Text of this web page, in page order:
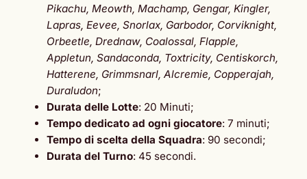
Pikachu, Meowth, Machamp, Gengar, Kingler,
Lapras, Eevee, Snorlax, Garbodor, Corviknight,
Orbeetle, Drednaw, Coalossal, Flapple,
Appletun, Sandaconda, Toxtricity, Centiskorch,
Hatterene, Grimmsnarl, Alcremie, Copperajah,
Duraludon;
Durata delle Lotte: 20 Minuti;
Tempo dedicato ad ogni giocatore: 7 minuti;
Tempo di scelta della Squadra: 90 secondi;
Durata del Turno: 45 secondi.